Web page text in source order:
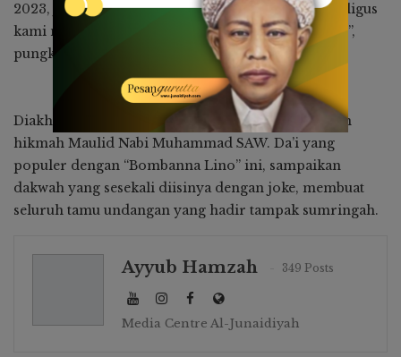
2023, jabatan kami akan berakhir, momen ini sekaligus
kami manfaatkan untuk pamit dan berterima kasih”,
pungkasnya.
Diakhir kegiatan, Dr. K.H. Amirullah Amri bawakan
hikmah Maulid Nabi Muhammad SAW. Da’i yang
populer dengan “Bombanna Lino” ini, sampaikan
dakwah yang sesekali diisinya dengan joke, membuat
seluruh tamu undangan yang hadir tampak sumringah.
Ayyub Hamzah 349 Posts
Media Centre Al-Junaidiyah